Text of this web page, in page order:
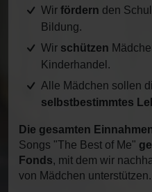
Wir fördern den
Bildung.
Wir schützen
Kinderhandel.
Alle Mädchen sollen
selbstbestimmtes
Die gesamten
Songs "The Best of Me"
Fonds, mit dem wir
von Mädchen unterstützen.